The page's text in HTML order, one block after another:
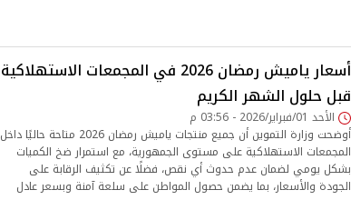
أسعار ياميش رمضان 2026 في المجمعات الاستهلاكية
قبل حلول الشهر الكريم
الأحد 01/فبراير/2026 - 03:56 م
أوضحت وزارة التموين أن جميع منتجات ياميش رمضان 2026 متاحة حاليًا داخل
المجمعات الاستهلاكية على مستوى الجمهورية، مع استمرار ضخ الكميات
بشكل يومي لضمان عدم حدوث أي نقص، فضلًا عن تكثيف الرقابة على
الجودة والأسعار، بما يضمن حصول المواطن على سلعة آمنة وبسعر عادل